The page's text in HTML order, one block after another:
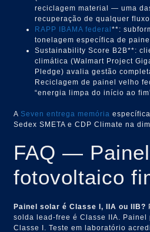
reciclagem material — uma
recuperação de qualquer
RAPP IBAMA federal**:
tonelagem específica de
Sustainability Score B2B**:
climática (Walmart Project
Pledge) avalia gestão
Reciclagem de painel velho
“energia limpa do início ao
A Seven entrega memória
Sedex SMETA e CDP Climate na
FAQ —
fotovoltaico
Painel solar é Classe I, IIA ou IIB?
solda lead-free é Classe IIA. Painel
Classe I. Teste em laboratório